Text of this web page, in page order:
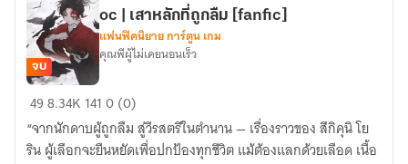
Todoroki)
Yaoi
Kimetsu
Yaiba
จบ
oc | เสาหลักที่ถูกลืม [fanfic]
แฟนฟิคนิยาย การ์ตูน เกม
คุณพีผู้ไม่เคยนอนเร็ว
498.34K 1410 (0)
“จากนักดาบผู้ถูกลืม สู่วีรสตรีในตำนาน — เรื่องราวของ สึกิคุนิ โย
ริน ผู้เลือกจะยืนหยัดเพื่อปกป้องทุกชีวิต แม้ต้องแลกด้วยเลือด เนื้อ